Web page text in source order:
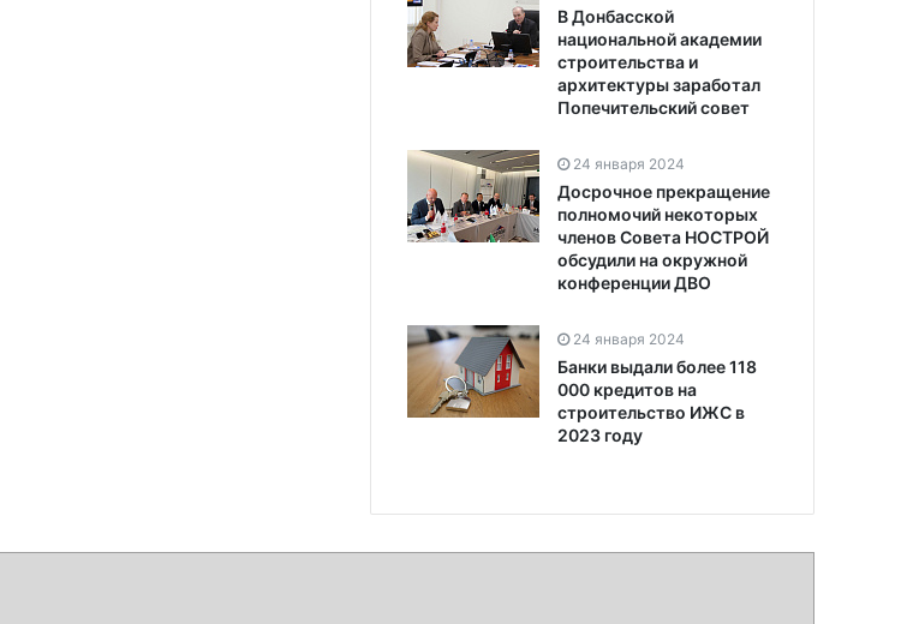
В Донбасской
национальной академии
строительства и
архитектуры заработал
Попечительский совет
24 января 2024
Досрочное прекращение
полномочий некоторых
членов Совета НОСТРОЙ
обсудили на окружной
конференции ДВО
24 января 2024
Банки выдали более 118
000 кредитов на
строительство ИЖС в
2023 году